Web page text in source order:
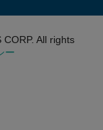
All rights
ー